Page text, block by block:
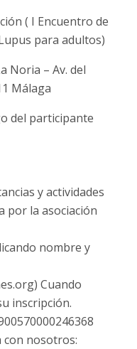
( I Encuentro de
para adultos)
Noria – Av. del
Málaga
del participante
y actividades
por la asociación
nombre y
Cuando
inscripción.
con nosotros: